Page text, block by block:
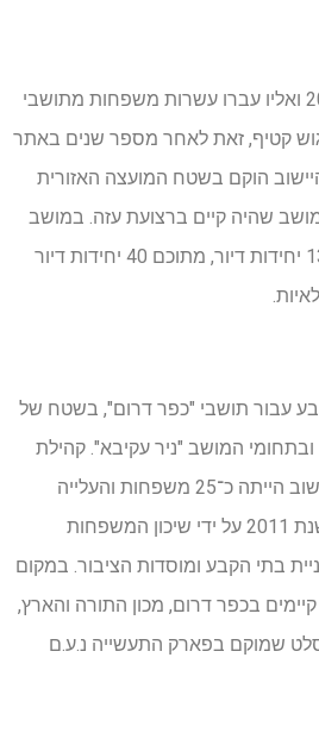
"נצר חזני" נוסד בשנת 2010 ואליו עברו עשרות משפחות מתושבי
קטיף, זאת לאחר מספר שנים באתר
היישוב הוקם בשטח המועצה האזורית
שהיה קיים ברצועת עזה. במושב
ייבנו בשנים הקרובות כ-130 יחידות דיור, מתוכם 40 יחידות דיור
עבור תושבי "כפר דרום", בשטח של
המושב "ניר עקיבא". קהילת
המתיישבים הראשונית ביישוב הייתה כ־25 משפחות והעלייה
הרשמית לקרקע החלה בשנת 2011 על ידי שיכון המשפחות
בתי הקבע ומוסדות הציבור. במקום
בכפר דרום, מכון התורה והארץ,
שמוקם בפארק התעשייה נ.ע.ם